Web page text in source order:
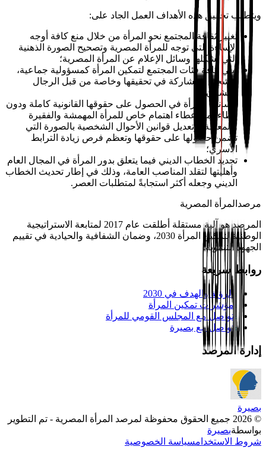
ويتطلب تحقيق هذه الأهداف العمل الجاد على:
تغيير ثقافة المجتمع نحو المرأة من خلال منع كافة أوجه
الإساءة التي توجه للمرأة المصرية وتصحيح الصورة الذهنية
التي تشكلها وسائل الإعلام عن المرأة المصرية؛
تبني كافة فئات المجتمع لتمكين المرأة كمسؤولية جماعية،
وتشجيع المشاركة في تحقيقها وخاصة من قبل الرجال
والشبان.
مساندة المرأة في الحصول على حقوقها القانونية كاملة ودون
إبطاء، مع إعطاء اهتمام خاص للمرأة المهمشة والفقيرة
والمعاقة، وتعديل قوانين الأحوال الشخصية بالصورة التي
تضمن حصولها على حقوقها وتعظم فرص زيادة الترابط
الأسري؛
تجديد الخطاب الديني فيما يتعلق بدور المرأة في المجال العام
وأهليتها لتقلد المناصب العامة، وذلك في إطار تحديث الخطاب
الديني وجعله أكثر استجابةً لمتطلبات العصر.
مرصد المرأة المصرية
المرصد هو آلية مستقلة أطلقت عام 2017 لمتابعة الاستراتيجية
الوطنية لتمكين المرأة 2030، وضمان الشفافية والحيادية في تقييم
الجهود التنموية.
روابط سريعة
الرؤية والهدف في 2030
مؤشرات تمكين المرأة
تواصل مع المجلس القومي للمرأة
تواصل مع بصيرة
إدارة المرصد
بصيرة
© 2026 جميع الحقوق محفوظة لمرصد المرأة المصرية - تم التطوير
بواسطةبصيرة
شروط الاستخدامسياسة الخصوصية